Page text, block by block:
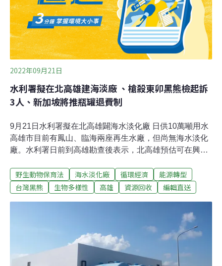
力建構七個領域。 在昨日（19日）行政院院會後記者會上
公布的方案，126個項目中，有78項屬持續推動性質，其
餘48項為新增項目；水資源是唯一一個領域有實際
2022年09月21日
水利署擬在北高雄建海淡廠 、槍殺東卯黑熊檢起訴
3人、新加坡將推瓶罐退費制
9月21日水利署擬在北高雄闢海水淡化廠 日供10萬噸用水
高雄市目前有鳳山、臨海兩座再生水廠，但尚無海水淡化
廠。水利署日前到高雄勘查後表示，北高雄預估可在興達
有不受降雨影響及供水穩定的特點，未來將是調配區域供
水的關鍵設施。（中央社報導）槍殺野放東卯山黑熊 南投
檢署今天發布新聞稿表示，田姓、馬姓祖孫擔心設置陷阱
抓到台灣黑熊被發現，以未申請許可的槍枝射殺後掩埋。
三名被告涉嫌違反野生動物保育法、刑法毀損罪，地檢署
偵查終結，認應提起公訴。（中央社報導）
野生動物保育法 海水淡化廠 循環經濟
能源轉型
台灣黑熊
生物多樣性 高雄 資源回收 編輯直送